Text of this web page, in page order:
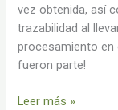
vez obtenida, así
trazabilidad al
procesamiento en
fueron parte!
Leer más »